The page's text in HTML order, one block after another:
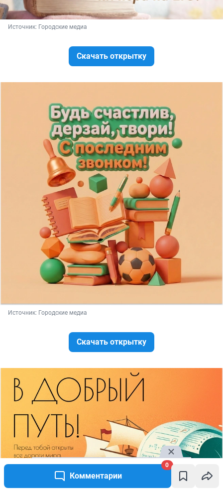
Комментарии
0
Источник: Городские медиа
Скачать открытку
Источник: Городские медиа
Скачать открытку